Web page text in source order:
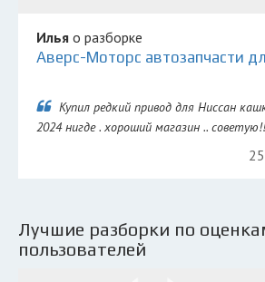
Илья о разборке
Аверс-Моторс автозапчасти
Купил редкий привод для Ниссан
2024 нигде . хороший магазин .. советую!!
Лучшие разборки по
пользователей